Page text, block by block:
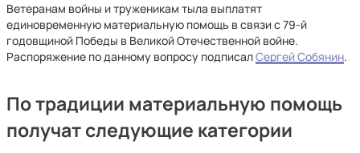
Ветеранам войны и труженикам тыла выплатят
единовременную материальную помощь в связи с 79-й
годовщиной Победы в Великой Отечественной войне.
Распоряжение по данному вопросу подписалСергей Собянин.
По традиции материальную помощь
получат следующие категории